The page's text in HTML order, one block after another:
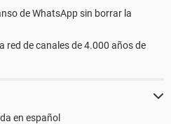
de WhatsApp sin borrar la
red de canales de 4.000 años de
en español